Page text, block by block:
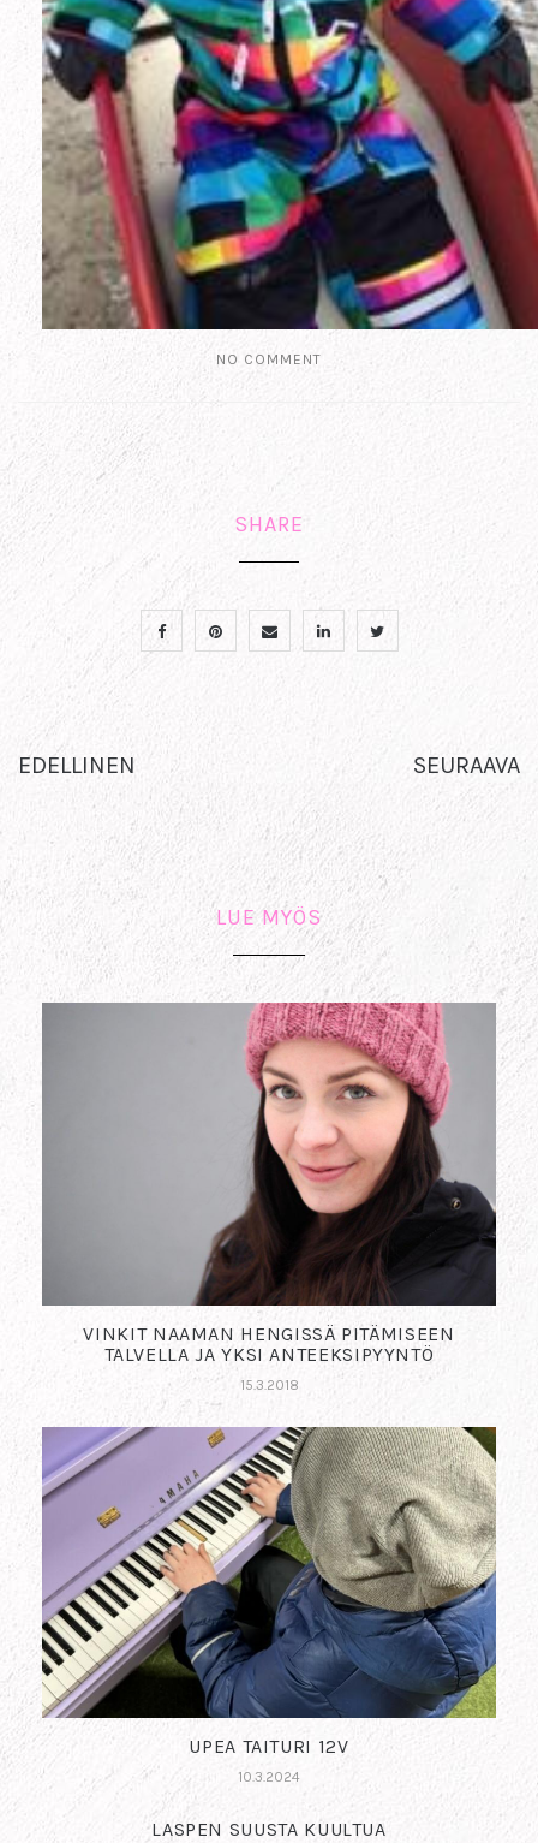
NO COMMENT
SHARE
EDELLINEN SEURAAVA
LUE MYÖS
VINKIT NAAMAN HENGISSÄ PITÄMISEEN
TALVELLA JA YKSI ANTEEKSIPYYNTÖ
15.3.2018
UPEA TAITURI 12V
10.3.2024
LASPEN SUUSTA KUULTUA